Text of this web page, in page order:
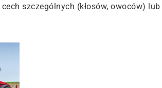
szczególnych (kłosów, owoców) lub